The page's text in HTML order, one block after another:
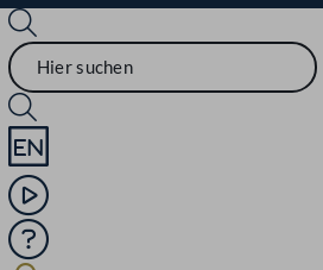
Sprache English
Mediathek
Hilfe